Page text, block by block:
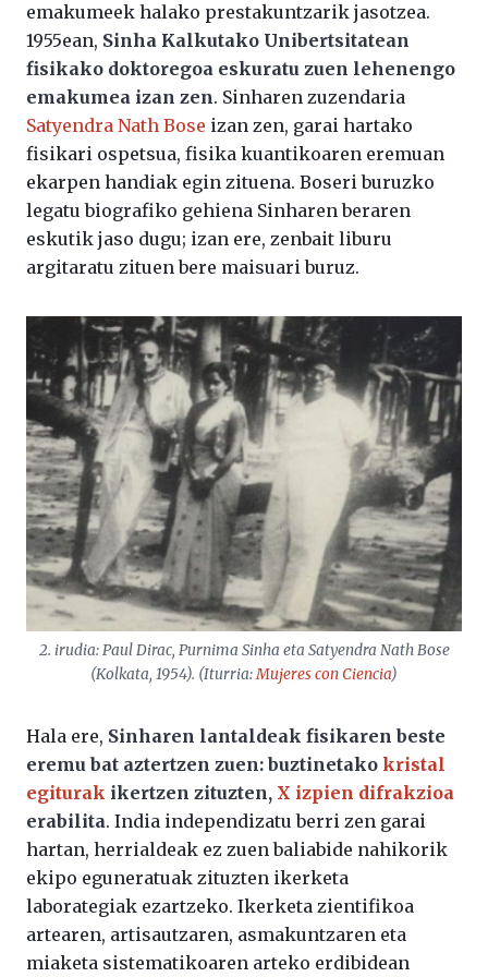
emakumeek halako prestakuntzarik jasotzea.
1955ean, Sinha Kalkutako Unibertsitatean
fisikako doktoregoa eskuratu zuen lehenengo
emakumea izan zen. Sinharen zuzendaria
Satyendra Nath Bose izan zen, garai hartako
fisikari ospetsua, fisika kuantikoaren eremuan
ekarpen handiak egin zituena. Boseri buruzko
legatu biografiko gehiena Sinharen beraren
eskutik jaso dugu; izan ere, zenbait liburu
argitaratu zituen bere maisuari buruz.
2. irudia: Paul Dirac, Purnima Sinha eta Satyendra Nath Bose
(Kolkata, 1954). (Iturria:Mujeres con Ciencia)
Hala ere, Sinharen lantaldeak fisikaren beste
eremu bat aztertzen zuen: buztinetako kristal
egiturak ikertzen zituzten, X izpien difrakzioa
erabilita. India independizatu berri zen garai
hartan, herrialdeak ez zuen baliabide nahikorik
ekipo eguneratuak zituzten ikerketa
laborategiak ezartzeko. Ikerketa zientifikoa
artearen, artisautzaren, asmakuntzaren eta
miaketa sistematikoaren arteko erdibidean